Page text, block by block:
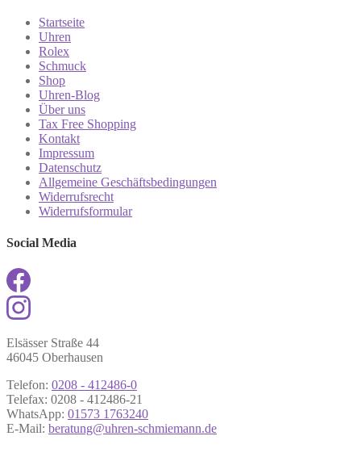
Startseite
Uhren
Rolex
Schmuck
Shop
Uhren-Blog
Über uns
Tax Free Shopping
Kontakt
Impressum
Datenschutz
Allgemeine Geschäftsbedingungen
Widerrufsrecht
Widerrufsformular
Social Media
Elsässer Straße 44
46045 Oberhausen
Telefon: 0208 - 412486-0
Telefax: 0208 - 412486-21
WhatsApp: 01573 1763240
E-Mail: beratung@uhren-schmiemann.de